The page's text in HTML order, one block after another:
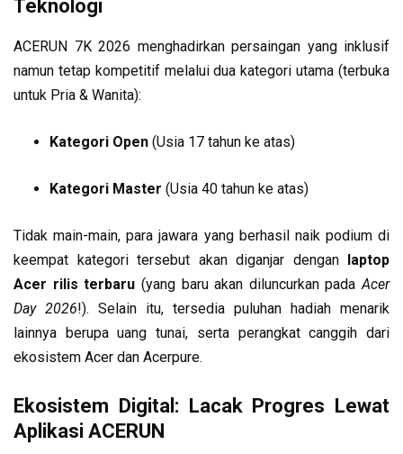
Teknologi
ACERUN 7K 2026 menghadirkan persaingan yang inklusif
namun tetap kompetitif melalui dua kategori utama (terbuka
untuk Pria & Wanita):
Kategori Open (Usia 17 tahun ke atas)
Kategori Master (Usia 40 tahun ke atas)
Tidak main-main, para jawara yang berhasil naik podium di
keempat kategori tersebut akan diganjar dengan laptop
Acer rilis terbaru (yang baru akan diluncurkan padaAcer
Day 2026!). Selain itu, tersedia puluhan hadiah menarik
lainnya berupa uang tunai, serta perangkat canggih dari
ekosistem Acer dan Acerpure.
Ekosistem Digital: Lacak Progres Lewat
Aplikasi ACERUN